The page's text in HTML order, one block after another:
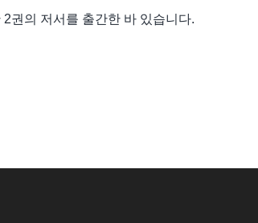
권의 저서를 출간한 바 있습니다.